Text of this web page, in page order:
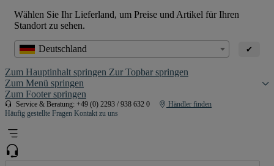
Wählen Sie Ihr Lieferland, um Preise und Artikel für Ihren
Standort zu sehen.
Deutschland ✔
Zum Hauptinhalt springen Zur Topbar springen
Zum Menü springen
Zum Footer springen
Service & Beratung: +49 (0) 2293 / 938 632 0
Händler finden
Häufig gestellte Fragen Kontakt zu uns